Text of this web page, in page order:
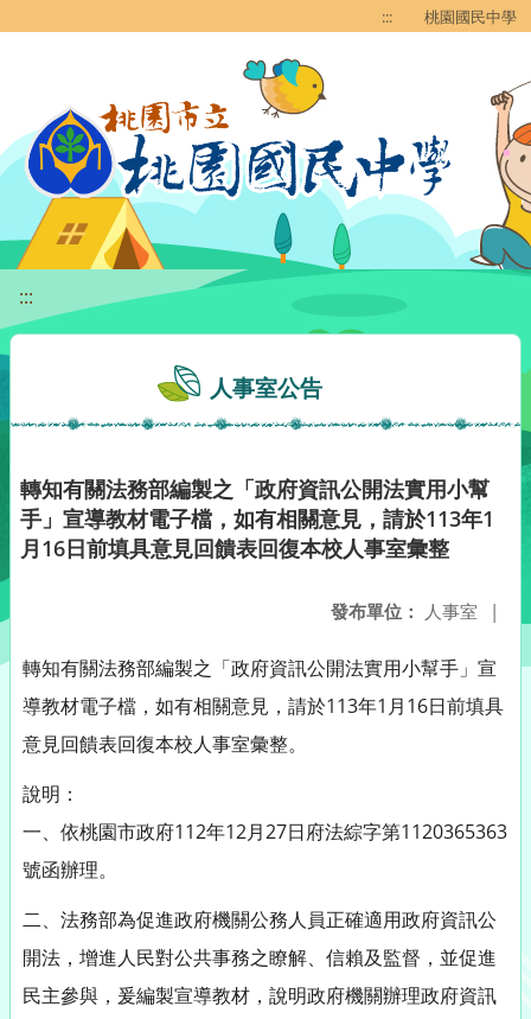
::: 桃園國民中學
:::
人事室公告
轉知有關法務部編製之「政府資訊公開法實用小幫
手」宣導教材電子檔，如有相關意見，請於113年1
月16日前填具意見回饋表回復本校人事室彙整
發布單位： 人事室 |
轉知有關法務部編製之「政府資訊公開法實用小幫手」宣
導教材電子檔，如有相關意見，請於113年1月16日前填具
意見回饋表回復本校人事室彙整。
說明：
一、依桃園市政府112年12月27日府法綜字第1120365363
號函辦理。
二、法務部為促進政府機關公務人員正確適用政府資訊公
開法，增進人民對公共事務之瞭解、信賴及監督，並促進
民主參與，爰編製宣導教材，說明政府機關辦理政府資訊